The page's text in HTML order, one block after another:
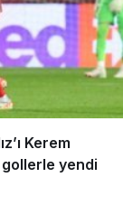
Kerem
gollerle yendi